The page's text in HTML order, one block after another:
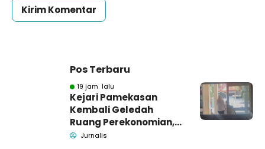
Pos Terbaru
19 jam lalu
Kejari Pamekasan
Kembali Geledah
Ruang Perekonomian,
Pidsus: Tunggu Saja!
Jurnalis